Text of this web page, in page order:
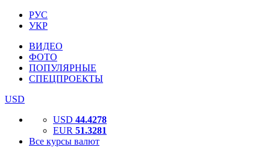
РУС
УКР
ВИДЕО
ФОТО
ПОПУЛЯРНЫЕ
СПЕЦПРОЕКТЫ
USD
USD 44.4278
EUR 51.3281
Все курсы валют